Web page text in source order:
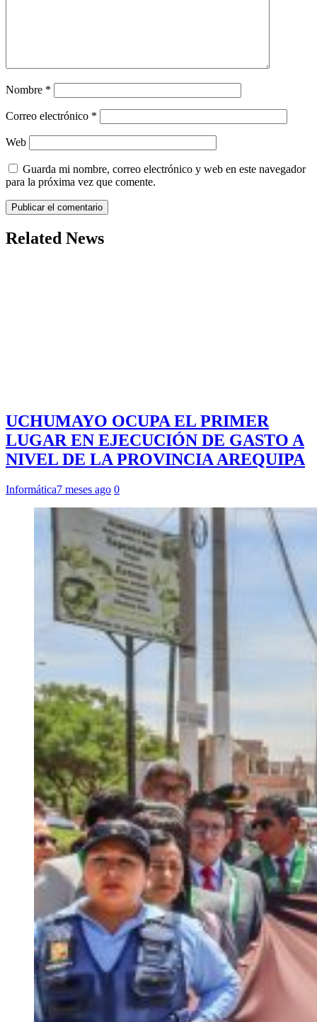
Nombre *
Correo electrónico *
Web
Guarda mi nombre, correo electrónico y web en este navegador
para la próxima vez que comente.
Related News
UCHUMAYO OCUPA EL PRIMER
LUGAR EN EJECUCIÓN DE GASTO A
NIVEL DE LA PROVINCIA AREQUIPA
Informática7 meses ago 0